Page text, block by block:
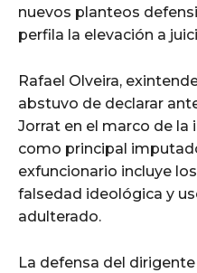
nuevos planteos
perfila la elevación a
Rafael Olveira,
abstuvo de declarar
Jorrat en el marco de
como principal
exfuncionario incluye
falsedad ideológica y
adulterado.
La defensa del